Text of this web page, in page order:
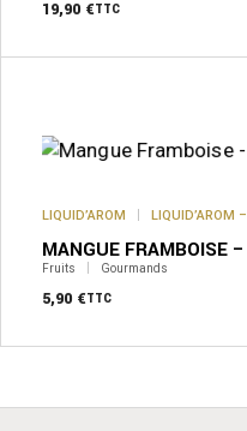
19,90 €TTC
LIQUID’AROM LIQUID’AROM
MANGUE FRAMBOISE
Fruits Gourmands
5,90 €TTC
variations.
peuvent
choisies
page
produit